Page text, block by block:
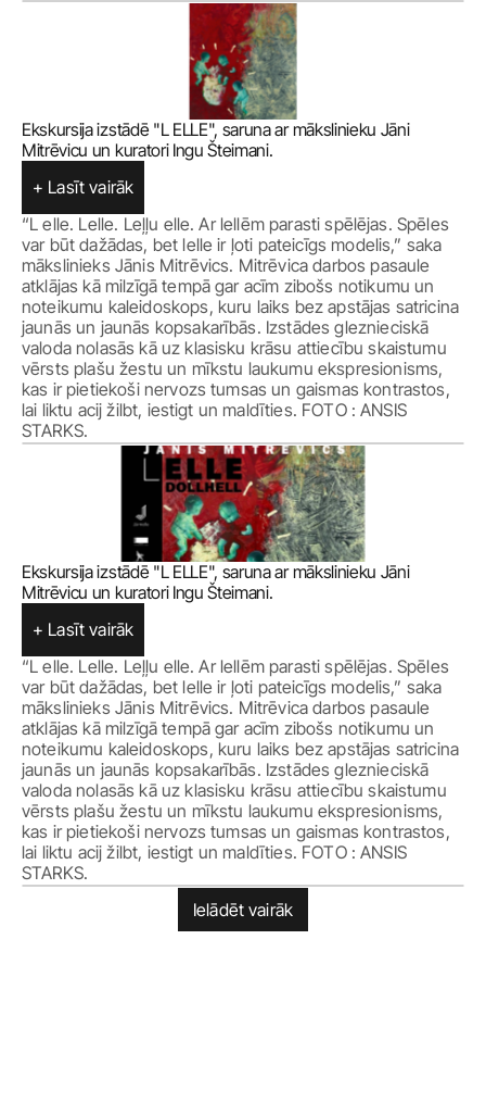
Ekskursija izstādē "L ELLE", saruna ar mākslinieku Jāni
Mitrēvicu un kuratori Ingu Šteimani.
+ Lasīt vairāk
“L elle. Lelle. Leļļu elle. Ar lellēm parasti spēlējas. Spēles
var būt dažādas, bet lelle ir ļoti pateicīgs modelis,” saka
mākslinieks Jānis Mitrēvics. Mitrēvica darbos pasaule
atklājas kā milzīgā tempā gar acīm zibošs notikumu un
noteikumu kaleidoskops, kuru laiks bez apstājas satricina
jaunās un jaunās kopsakarībās. Izstādes gleznieciskā
valoda nolasās kā uz klasisku krāsu attiecību skaistumu
vērsts plašu žestu un mīkstu laukumu ekspresionisms,
kas ir pietiekoši nervozs tumsas un gaismas kontrastos,
lai liktu acij žilbt, iestigt un maldīties. FOTO : ANSIS
STARKS.
Ekskursija izstādē "L ELLE", saruna ar mākslinieku Jāni
Mitrēvicu un kuratori Ingu Šteimani.
+ Lasīt vairāk
“L elle. Lelle. Leļļu elle. Ar lellēm parasti spēlējas. Spēles
var būt dažādas, bet lelle ir ļoti pateicīgs modelis,” saka
mākslinieks Jānis Mitrēvics. Mitrēvica darbos pasaule
atklājas kā milzīgā tempā gar acīm zibošs notikumu un
noteikumu kaleidoskops, kuru laiks bez apstājas satricina
jaunās un jaunās kopsakarībās. Izstādes gleznieciskā
valoda nolasās kā uz klasisku krāsu attiecību skaistumu
vērsts plašu žestu un mīkstu laukumu ekspresionisms,
kas ir pietiekoši nervozs tumsas un gaismas kontrastos,
lai liktu acij žilbt, iestigt un maldīties. FOTO : ANSIS
STARKS.
Ielādēt vairāk